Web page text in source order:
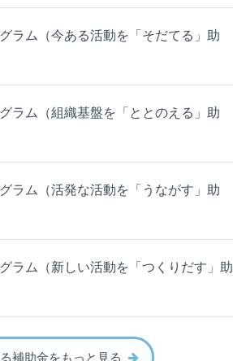
ラム（今ある活動を「そだてる」助
ラム（組織基盤を「ととのえる」助
ラム（活発な活動を「うながす」助
ラム（新しい活動を「つくりだす」助
補助金をもっと見る